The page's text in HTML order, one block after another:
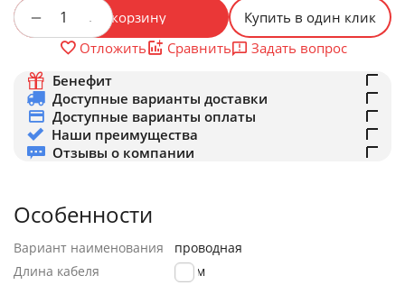
+
− В корзину
Купить в один клик
Отложить
Сравнить
Задать вопрос
Бенефит
Доступные варианты доставки
Доступные варианты оплаты
Наши преимущества
Отзывы о компании
Особенности
Вариант наименования
проводная
Длина кабеля
1.8 м